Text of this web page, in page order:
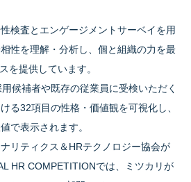
検査とエンゲージメントサーベイを用
性を理解・分析し、個と組織の力を最
を提供しています。
候補者や既存の従業員に受検いただく
る32項目の性格・価値観を可視化し、
で表示されます。
リティクス＆HRテクノロジー協会が
HR COMPETITIONでは、ミツカリが